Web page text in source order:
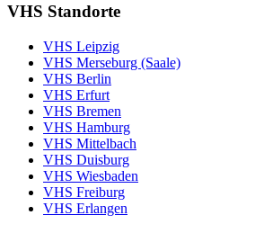
VHS Standorte
VHS Leipzig
VHS Merseburg (Saale)
VHS Berlin
VHS Erfurt
VHS Bremen
VHS Hamburg
VHS Mittelbach
VHS Duisburg
VHS Wiesbaden
VHS Freiburg
VHS Erlangen